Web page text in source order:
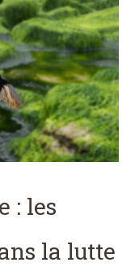
: les
la lutte